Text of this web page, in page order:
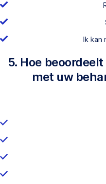
Ik kan
5. Hoe
met uw